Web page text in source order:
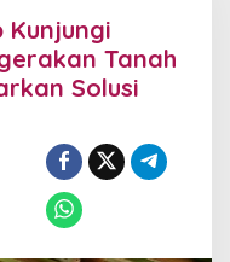
Kunjungi
Tanah
Solusi